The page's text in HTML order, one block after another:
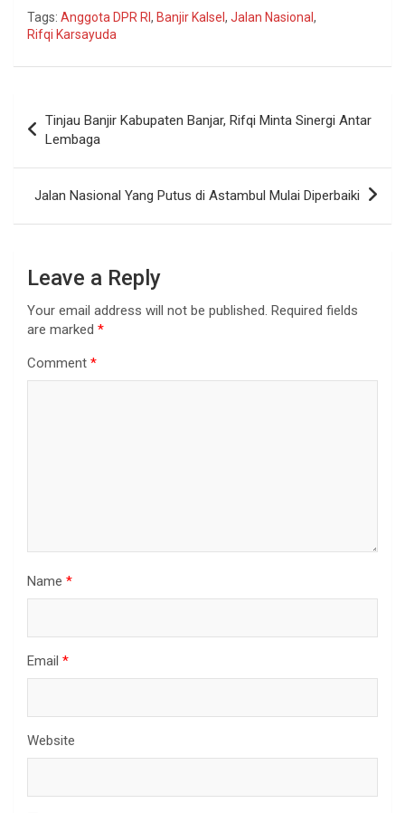
Tags: Anggota DPR RI , Banjir Kalsel , Jalan Nasional ,
Rifqi Karsayuda
Tinjau Banjir Kabupaten Banjar, Rifqi Minta Sinergi Antar
Lembaga
Jalan Nasional Yang Putus di Astambul Mulai Diperbaiki
Leave a Reply
Your email address will not be published. Required fields
are marked *
Comment *
Name *
Email *
Website